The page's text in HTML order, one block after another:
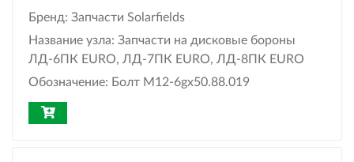
Бренд: Запчасти Solarfields
Название узла: Запчасти на дисковые бороны
ЛД-6ПК EURO, ЛД-7ПК EURO, ЛД-8ПК EURO
Обозначение: Болт М12-6gx50.88.019